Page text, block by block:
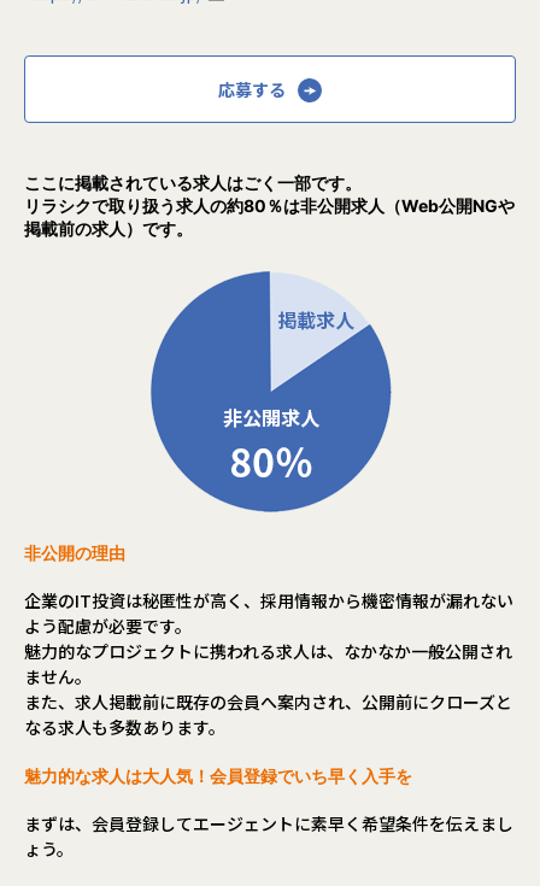
応募する
ここに掲載されている求人はごく一部です。
リラシクで取り扱う求人の約80％は非公開求人（Web公開NGや
掲載前の求人）です。
非公開の理由
企業のIT投資は秘匿性が高く、採用情報から機密情報が漏れない
よう配慮が必要です。
魅力的なプロジェクトに携われる求人は、なかなか一般公開され
ません。
また、求人掲載前に既存の会員へ案内され、公開前にクローズと
なる求人も多数あります。
魅力的な求人は大人気！会員登録でいち早く入手を
まずは、会員登録してエージェントに素早く希望条件を伝えまし
ょう。